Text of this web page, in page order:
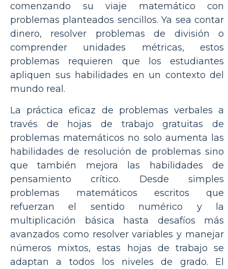
comenzando su viaje matemático con
problemas planteados sencillos. Ya sea contar
dinero, resolver problemas de división o
comprender unidades métricas, estos
problemas requieren que los estudiantes
apliquen sus habilidades en un contexto del
mundo real.
La práctica eficaz de problemas verbales a
través de hojas de trabajo gratuitas de
problemas matemáticos no solo aumenta las
habilidades de resolución de problemas sino
que también mejora las habilidades de
pensamiento crítico. Desde simples
problemas matemáticos escritos que
refuerzan el sentido numérico y la
multiplicación básica hasta desafíos más
avanzados como resolver variables y manejar
números mixtos, estas hojas de trabajo se
adaptan a todos los niveles de grado. El